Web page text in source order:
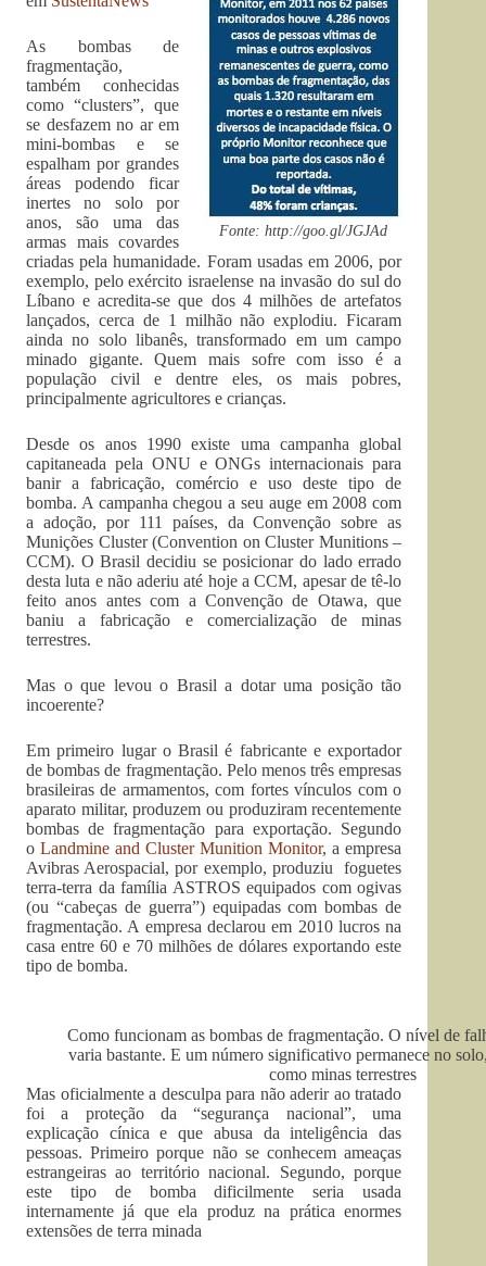
Fonte: http://goo.gl/JGJAd
As bombas de
fragmentação,
também conhecidas
como “clusters”, que
se desfazem no ar em
mini-bombas e se
espalham por grandes
áreas podendo ficar
inertes no solo por
anos, são uma das
armas mais covardes
criadas pela humanidade. Foram usadas em 2006, por
exemplo, pelo exército israelense na invasão do sul do
Líbano e acredita-se que dos 4 milhões de artefatos
lançados, cerca de 1 milhão não explodiu. Ficaram
ainda no solo libanês, transformado em um campo
minado gigante. Quem mais sofre com isso é a
população civil e dentre eles, os mais pobres,
principalmente agricultores e crianças.
Desde os anos 1990 existe uma campanha global
capitaneada pela ONU e ONGs internacionais para
banir a fabricação, comércio e uso deste tipo de
bomba. A campanha chegou a seu auge em 2008 com
a adoção, por 111 países, da Convenção sobre as
Munições Cluster (Convention on Cluster Munitions –
CCM). O Brasil decidiu se posicionar do lado errado
desta luta e não aderiu até hoje a CCM, apesar de tê-lo
feito anos antes com a Convenção de Otawa, que
baniu a fabricação e comercialização de minas
terrestres.
Mas o que levou o Brasil a dotar uma posição tão
incoerente?
Em primeiro lugar o Brasil é fabricante e exportador
de bombas de fragmentação. Pelo menos três empresas
brasileiras de armamentos, com fortes vínculos com o
aparato militar, produzem ou produziram recentemente
bombas de fragmentação para exportação. Segundo
oLandmine and Cluster Munition Monitor, a empresa
Avibras Aerospacial, por exemplo, produziu foguetes
terra-terra da família ASTROS equipados com ogivas
(ou “cabeças de guerra”) equipadas com bombas de
fragmentação. A empresa declarou em 2010 lucros na
casa entre 60 e 70 milhões de dólares exportando este
tipo de bomba.
Como funcionam as bombas de fragmentação. O nível de
varia bastante. E um número significativo permanece no
como minas terrestres
Mas oficialmente a desculpa para não aderir ao tratado
foi a proteção da “segurança nacional”, uma
explicação cínica e que abusa da inteligência das
pessoas. Primeiro porque não se conhecem ameaças
estrangeiras ao território nacional. Segundo, porque
este tipo de bomba dificilmente seria usada
internamente já que ela produz na prática enormes
extensões de terra minada